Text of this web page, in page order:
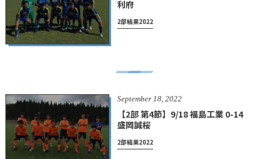
利府
2部結果2022
September 18,2022
【2部 第4節】9/18 福島工業 0-14
盛岡誠桜
2部結果2022